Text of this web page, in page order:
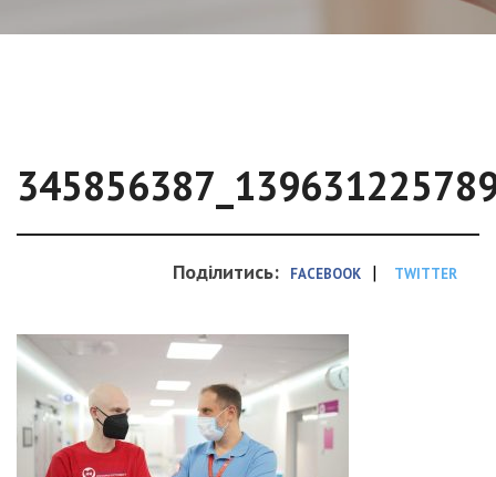
Поділитись: FACEBOOK | TWITTER